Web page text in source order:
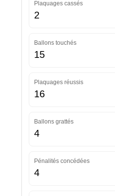
Plaquages cassés
2
Ballons touchés
15
Plaquages réussis
16
Ballons grattés
4
Pénalités concédées
4